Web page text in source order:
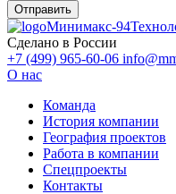
Минимакс-94
Сделано в России
+7 (499) 965-60-06
О нас
Команда
История компании
География проектов
Работа в компании
Спецпроекты
Контакты